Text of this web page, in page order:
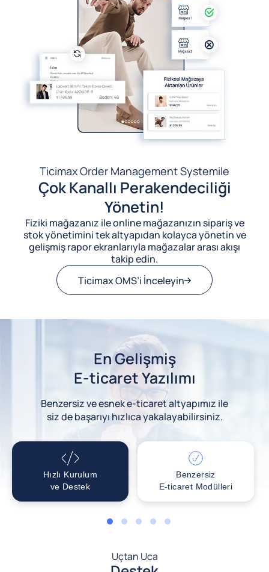
Ticimax Order Management Systemile
Çok Kanallı Perakendeciliği
Yönetin!
Fiziki mağazanız ile online mağazanızın sipariş ve
stok yönetimini tek altyapıdan kolayca yönetin ve
gelişmiş rapor ekranlarıyla mağazalar arası akışı
takip edin.
Ticimax OMS’i İnceleyin
En Gelişmiş
E-ticaret Yazılımı
Benzersiz ve esnek e-ticaret altyapımız ile
siz de başarıyı hızlıca yakalayabilirsiniz.
Hızlı Kurulum
ve Destek
Benzersiz
E-ticaret Modülleri
1 2 3 4 5
Uçtan Uca